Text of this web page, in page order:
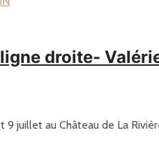
droite-
juillet au Château de La